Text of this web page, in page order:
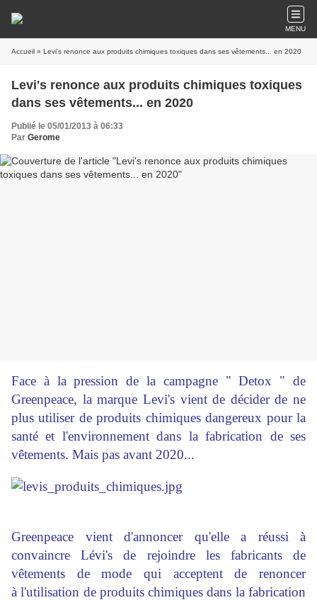
MENU
Accueil » Levi's renonce aux produits chimiques toxiques dans ses vêtements... en 2020
Levi's renonce aux produits chimiques toxiques
dans ses vêtements... en 2020
Publié le 05/01/2013 à 06:33
Par Gerome
Face à la pression de la campagne " Detox " de
Greenpeace, la marque Levi's vient de décider de ne
plus utiliser de produits chimiques dangereux pour la
santé et l'environnement dans la fabrication de ses
vêtements. Mais pas avant 2020...
Greenpeace vient d'annoncer qu'elle a réussi à
convaincre Lévi's de rejoindre les fabricants de
vêtements de mode qui acceptent de renoncer
à l'utilisation de produits chimiques dans la fabrication